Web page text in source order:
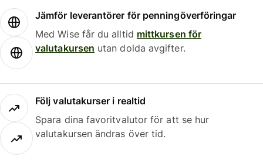
Jämför leverantörer för penningöverföringar
Med Wise får du alltid mittkursen för
valutakursen utan dolda avgifter.
Följ valutakurser i realtid
Spara dina favoritvalutor för att se hur
valutakursen ändras över tid.